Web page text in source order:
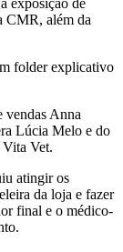
CMR, além da
folder explicativo
vendas Anna
Lúcia Melo e do
Vet.
atingir os
da loja e fazer
final e o médico-